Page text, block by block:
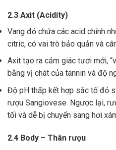
2.3 Axit (Acidity)
Vang đỏ chứa các acid chính
citric, có vai trò bảo quản và
Axit tạo ra cảm giác tươi mới,
bằng vị chát của tannin và độ
Độ pH thấp kết hợp sắc tố đỏ
rượu Sangiovese. Ngược lại,
tối và dễ bị chuyển sang hơi
2.4 Body – Thân rượu